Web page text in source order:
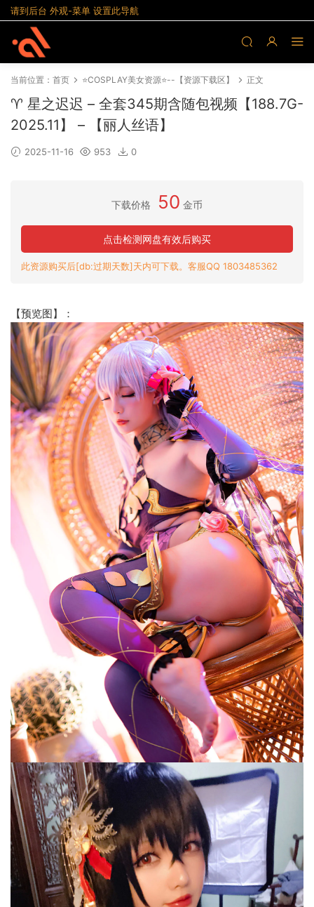
请到后台 外观-菜单 设置此导航
当前位置： 首页 ⭐COSPLAY美女资源⭐--【资源下载区】 正文
♈ 星之迟迟 – 全套345期含随包视频【188.7G-
2025.11】 – 【丽人丝语】
2025-11-16 953 0
下载价格 50 金币
点击检测网盘有效后购买
此资源购买后[db:过期天数]天内可下载。客服QQ 1803485362
【预览图】：